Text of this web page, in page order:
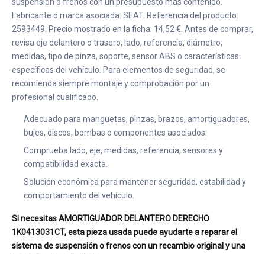
Fabricante o marca asociada: SEAT. Referencia del producto:
2593449. Precio mostrado en la ficha: 14,52 €. Antes de comprar,
revisa eje delantero o trasero, lado, referencia, diámetro,
medidas, tipo de pinza, soporte, sensor ABS o características
específicas del vehículo. Para elementos de seguridad, se
recomienda siempre montaje y comprobación por un
profesional cualificado.
Adecuado para manguetas, pinzas, brazos, amortiguadores,
bujes, discos, bombas o componentes asociados.
Comprueba lado, eje, medidas, referencia, sensores y
compatibilidad exacta.
Solución económica para mantener seguridad, estabilidad y
comportamiento del vehículo.
Si necesitas AMORTIGUADOR DELANTERO DERECHO
1K0413031CT, esta pieza usada puede ayudarte a reparar el
sistema de suspensión o frenos con un recambio original y una